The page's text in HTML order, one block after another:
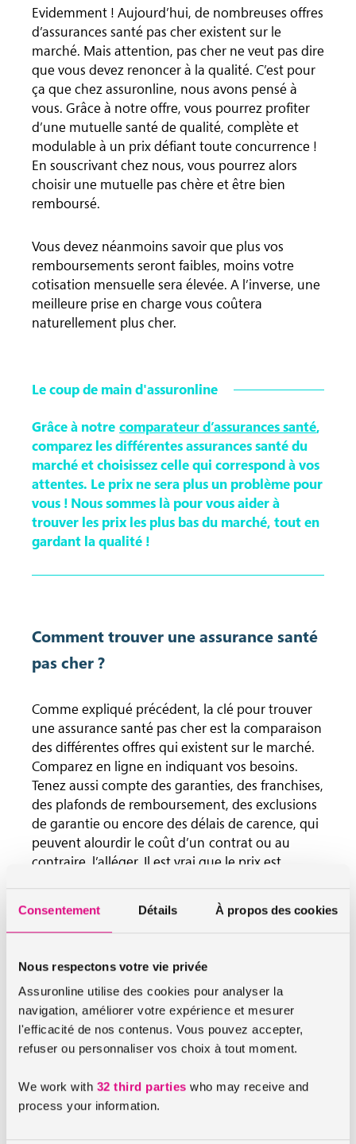
Consentement Détails À propos des cookies
Nous respectons votre vie privée
Assuronline utilise des cookies pour analyser la
navigation, améliorer votre expérience et mesurer
l'efficacité de nos contenus. Vous pouvez accepter,
refuser ou personnaliser vos choix à tout moment.
We work with 32 third parties who may receive and
process your information.
Evidemment ! Aujourd’hui, de nombreuses offres
d’assurances santé pas cher existent sur le
marché. Mais attention, pas cher ne veut pas dire
que vous devez renoncer à la qualité. C’est pour
ça que chez assuronline, nous avons pensé à
vous. Grâce à notre offre, vous pourrez profiter
d’une mutuelle santé de qualité, complète et
modulable à un prix défiant toute concurrence !
En souscrivant chez nous, vous pourrez alors
choisir une mutuelle pas chère et être bien
remboursé.
Vous devez néanmoins savoir que plus vos
remboursements seront faibles, moins votre
cotisation mensuelle sera élevée. A l’inverse, une
meilleure prise en charge vous coûtera
naturellement plus cher.
Le coup de main d'assuronline
Grâce à notre comparateur d’assurances santé,
comparez les différentes assurances santé du
marché et choisissez celle qui correspond à vos
attentes. Le prix ne sera plus un problème pour
vous ! Nous sommes là pour vous aider à
trouver les prix les plus bas du marché, tout en
gardant la qualité !
Comment trouver une assurance santé
pas cher ?
Comme expliqué précédent, la clé pour trouver
une assurance santé pas cher est la comparaison
des différentes offres qui existent sur le marché.
Comparez en ligne en indiquant vos besoins.
Tenez aussi compte des garanties, des franchises,
des plafonds de remboursement, des exclusions
de garantie ou encore des délais de carence, qui
peuvent alourdir le coût d’un contrat ou au
contraire, l’alléger. Il est vrai que le prix est
adapter votre mutuelle à vos besoins.
Le coup de main d'assuronline
Chez assuronline, nous vous proposons de
comparer plusieurs offres d’assurances santé en
réalisant undevis en ligne. Efficace et rapide,
cela ne vous prendra que 5 minutes ! Trouvez
ainsi l’offre qui répond à vos besoins et à votre
budget !